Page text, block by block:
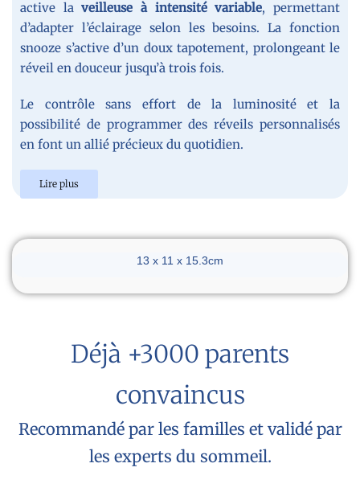
active laveilleuse à intensité variable, permettant
d’adapter l’éclairage selon les besoins. La fonction
snooze s’active d’un doux tapotement, prolongeant le
réveil en douceur jusqu’à trois fois.
Le contrôle sans effort de la luminosité et la
possibilité de programmer des réveils personnalisés
en font un allié précieux du quotidien.
Lire plus
Dimensions du réveil
13 x 11 x 15.3cm
Déjà +3000 parents
convaincus
Recommandé par les familles et validé par
les experts du sommeil.